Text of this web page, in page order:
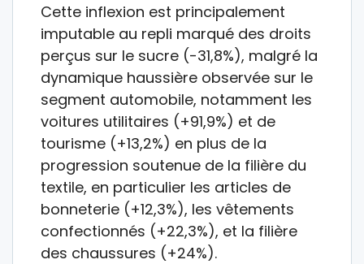
Cette inflexion est principalement
imputable au repli marqué des droits
perçus sur le sucre (-31,8%), malgré la
dynamique haussière observée sur le
segment automobile, notamment les
voitures utilitaires (+91,9%) et de
tourisme (+13,2%) en plus de la
progression soutenue de la filière du
textile, en particulier les articles de
bonneterie (+12,3%), les vêtements
confectionnés (+22,3%), et la filière
des chaussures (+24%).